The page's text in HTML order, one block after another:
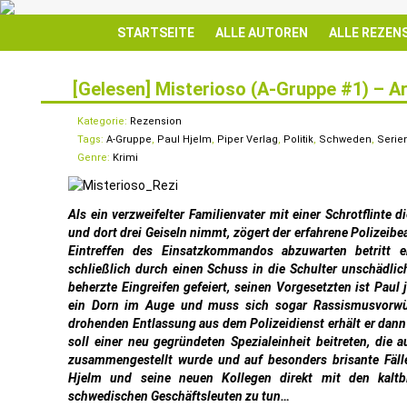
STARTSEITE ALLE AUTOREN ALLE
[Gelesen] Misterioso (A-Gruppe #1) –
Kategorie: Rezension
Tags: A-Gruppe, Paul Hjelm, Piper Verlag, Politik, Schweden,
Genre: Krimi
Als ein verzweifelter Familienvater mit einer Schrotflinte
und dort drei Geiseln nimmt, zögert der erfahrene
Eintreffen des Einsatzkommandos abzuwarten betritt
schließlich durch einen Schuss in die Schulter
beherzte Eingreifen gefeiert, seinen Vorgesetzten ist
ein Dorn im Auge und muss sich sogar
drohenden Entlassung aus dem Polizeidienst erhält er
soll einer neu gegründeten Spezialeinheit beitreten, die
zusammengestellt wurde und auf besonders brisante
Hjelm und seine neuen Kollegen direkt mit den
schwedischen Geschäftsleuten zu tun…